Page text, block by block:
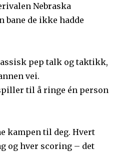
Nebraska
bane de ikke hadde
pep talk og taktikk,
vei.
til å ringe én person
kampen til deg. Hvert
og hver scoring – det